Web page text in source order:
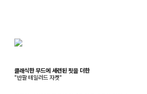
클래식한 무드에 세련된 핏을 더한
"반팔 테일러드 자켓"